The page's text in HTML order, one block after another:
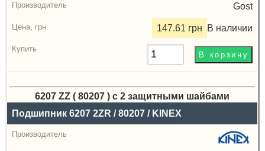
Производитель
Радиальный
грн
Купить
Gost
147.61 грн В наличии
6207 ZZ ( 80207 ) с 2 защитными шайбами
Назва
Производитель
Подшипник 6207 2ZR / 80207 / KINEX